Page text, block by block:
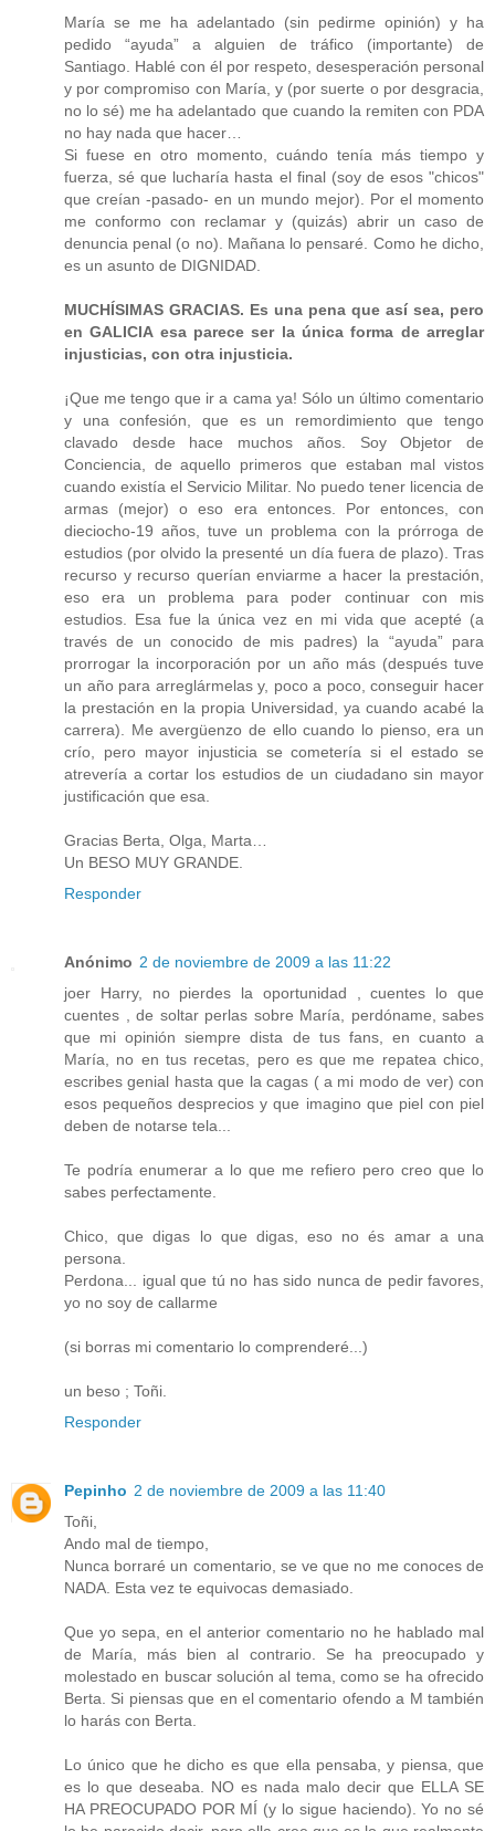
María se me ha adelantado (sin pedirme opinión) y ha
pedido “ayuda” a alguien de tráfico (importante) de
Santiago. Hablé con él por respeto, desesperación personal
y por compromiso con María, y (por suerte o por desgracia,
no lo sé) me ha adelantado que cuando la remiten con PDA
no hay nada que hacer…
Si fuese en otro momento, cuándo tenía más tiempo y
fuerza, sé que lucharía hasta el final (soy de esos "chicos"
que creían -pasado- en un mundo mejor). Por el momento
me conformo con reclamar y (quizás) abrir un caso de
denuncia penal (o no). Mañana lo pensaré. Como he dicho,
es un asunto de DIGNIDAD.
MUCHÍSIMAS GRACIAS. Es una pena que así sea, pero
en GALICIA esa parece ser la única forma de arreglar
injusticias, con otra injusticia.
¡Que me tengo que ir a cama ya! Sólo un último comentario
y una confesión, que es un remordimiento que tengo
clavado desde hace muchos años. Soy Objetor de
Conciencia, de aquello primeros que estaban mal vistos
cuando existía el Servicio Militar. No puedo tener licencia de
armas (mejor) o eso era entonces. Por entonces, con
dieciocho-19 años, tuve un problema con la prórroga de
estudios (por olvido la presenté un día fuera de plazo). Tras
recurso y recurso querían enviarme a hacer la prestación,
eso era un problema para poder continuar con mis
estudios. Esa fue la única vez en mi vida que acepté (a
través de un conocido de mis padres) la “ayuda” para
prorrogar la incorporación por un año más (después tuve
un año para arreglármelas y, poco a poco, conseguir hacer
la prestación en la propia Universidad, ya cuando acabé la
carrera). Me avergüenzo de ello cuando lo pienso, era un
crío, pero mayor injusticia se cometería si el estado se
atrevería a cortar los estudios de un ciudadano sin mayor
justificación que esa.
Gracias Berta, Olga, Marta…
Un BESO MUY GRANDE.
Responder
Anónimo 2 de noviembre de 2009 a las 11:22
joer Harry, no pierdes la oportunidad , cuentes lo que
cuentes , de soltar perlas sobre María, perdóname, sabes
que mi opinión siempre dista de tus fans, en cuanto a
María, no en tus recetas, pero es que me repatea chico,
escribes genial hasta que la cagas ( a mi modo de ver) con
esos pequeños desprecios y que imagino que piel con piel
deben de notarse tela...
Te podría enumerar a lo que me refiero pero creo que lo
sabes perfectamente.
Chico, que digas lo que digas, eso no és amar a una
persona.
Perdona... igual que tú no has sido nunca de pedir favores,
yo no soy de callarme
(si borras mi comentario lo comprenderé...)
un beso ; Toñi.
Responder
Pepinho 2 de noviembre de 2009 a las 11:40
Toñi,
Ando mal de tiempo,
Nunca borraré un comentario, se ve que no me conoces de
NADA. Esta vez te equivocas demasiado.
Que yo sepa, en el anterior comentario no he hablado mal
de María, más bien al contrario. Se ha preocupado y
molestado en buscar solución al tema, como se ha ofrecido
Berta. Si piensas que en el comentario ofendo a M también
lo harás con Berta.
Lo único que he dicho es que ella pensaba, y piensa, que
es lo que deseaba. NO es nada malo decir que ELLA SE
HA PREOCUPADO POR MÍ (y lo sigue haciendo). Yo no sé